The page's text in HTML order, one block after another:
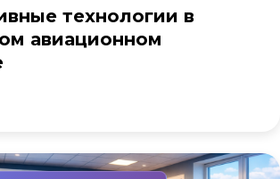
технологии в
авиационном